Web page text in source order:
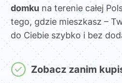
domkuna terenie całej
tego, gdzie mieszkasz –
do Ciebie szybko i bez
Zobacz zanim